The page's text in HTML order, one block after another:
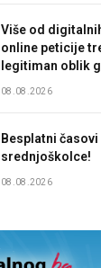
Više od
online peticije
legitiman oblik
08.08.2026
Besplatni
srednjoškolce!
08.08.2026